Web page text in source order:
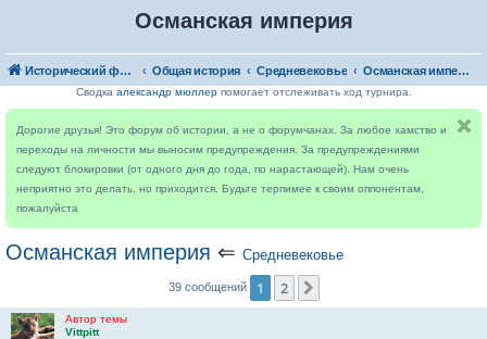
Османская империя
Исторический форум Общая история Средневековье Османская империя
Сводка александр мюллерпомогает отслеживать ход турнира.
Дорогие друзья! Это форум об истории, а не о форумчанах. За любое хамство и
переходы на личности мы выносим предупреждения. За предупреждениями
следуют блокировки (от одного дня до года, по нарастающей). Нам очень
неприятно это делать, но приходится. Будьте терпимее к своим оппонентам,
пожалуйста
Османская империя ⇐ Средневековье
39 сообщений 1 2
Автор темы
Vittpitt